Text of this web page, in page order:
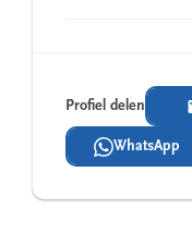
Profiel delen
WhatsApp